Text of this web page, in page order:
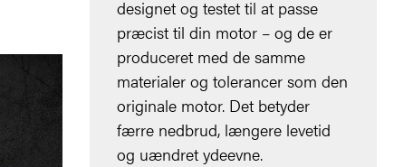
designet og testet til at passe
præcist til din motor – og de er
produceret med de samme
materialer og tolerancer som den
originale motor. Det betyder
færre nedbrud, længere levetid
og uændret ydeevne.